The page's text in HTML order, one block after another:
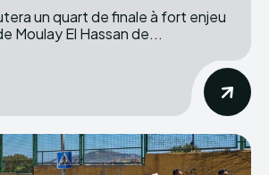
un quart de finale à fort enjeu
Moulay El Hassan de...